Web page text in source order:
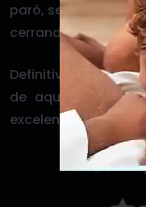
paró, se puso su
cerrando la puerta
Definitivamente,
de aquella crisis
excelente y
¿Qué